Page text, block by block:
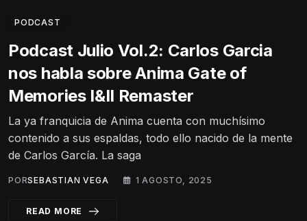
PODCAST
Podcast Julio Vol.2: Carlos Garcia
nos habla sobre Anima Gate of
Memories I&II Remaster
La ya franquicia de Anima cuenta con muchísimo
contenido a sus espaldas, todo ello nacido de la mente
de Carlos García. La saga
PORSEBASTIAN VEGA 1 AGOSTO, 2025
READ MORE